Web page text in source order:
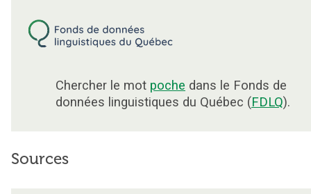
Chercher le mot poche dans le Fonds de
données linguistiques du Québec (FDLQ).
Sources